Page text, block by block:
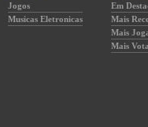
Jogos
Musicas Eletronicas
Em
Mais
Mais
Mais